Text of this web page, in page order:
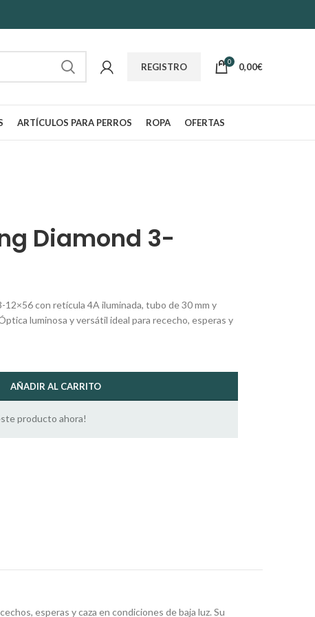
REGISTRO 0 0,00€
ARTÍCULOS PARA PERROS ROPA OFERTAS
Diamond 3-
12×56 con retícula 4A iluminada, tubo de 30 mm y
luminosa y versátil ideal para rececho, esperas y
AÑADIR AL CARRITO
producto ahora!
esperas y caza en condiciones de baja luz. Su